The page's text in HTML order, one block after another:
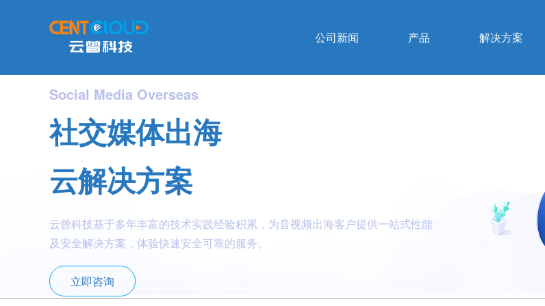
公司新闻 产品 解决方案
Social Media Overseas
社交媒体出海
云解决方案
云曾科技基于多年丰富的技术实践经验积累，为音视频出海客户提供一站式性能
及安全解决方案，体验快速安全可靠的服务。
立即咨询